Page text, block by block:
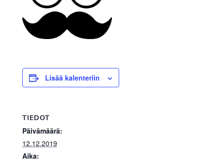
Lisää kalenteriin
TIEDOT
Päivämäärä:
12.12.2019
Aika: